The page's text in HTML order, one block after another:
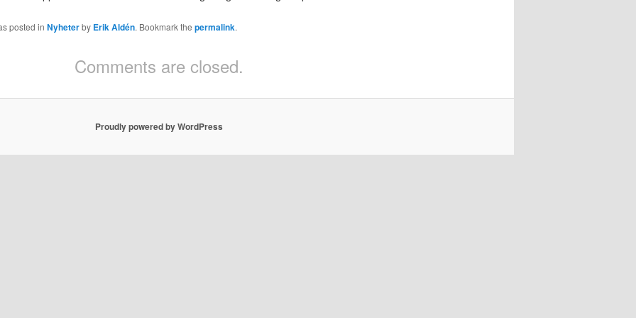
posted in Nyheterby Erik Aldén. Bookmark the permalink.
Comments are closed.
Proudly powered by WordPress